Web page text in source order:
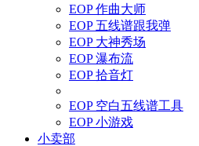
EOP 作曲大师
EOP 五线谱跟我弹
EOP 大神秀场
EOP 瀑布流
EOP 拾音灯
EOP 空白五线谱工具
EOP 小游戏
小卖部